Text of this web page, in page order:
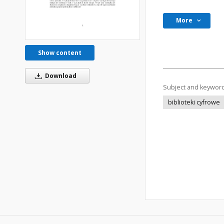
Show content
Download
More
Subject and
biblioteki cyfrowe